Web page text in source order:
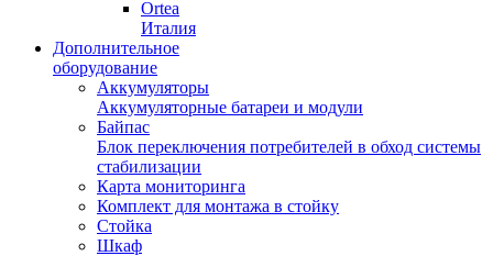
Ortea
Италия
Дополнительное
оборудование
Аккумуляторы
Аккумуляторные батареи и модули
Байпас
Блок переключения потребителей в обход системы
стабилизации
Карта мониторинга
Комплект для монтажа в стойку
Стойка
Шкаф